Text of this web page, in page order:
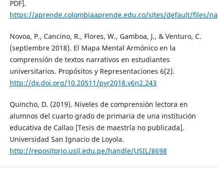
PDF].
https://aprende.colombiaaprende.edu.co/sites/default/files/
Novoa, P., Cancino, R., Flores, W., Gamboa, J., & Venturo, C.
(septiembre 2018). El Mapa Mental Armónico en la
comprensión de textos narrativos en estudiantes
universitarios. Propósitos y Representaciones 6(2).
http://dx.doi.org/10.20511/pyr2018.v6n2.243
Quincho, D. (2019). Niveles de comprensión lectora en
alumnos del cuarto grado de primaria de una institución
educativa de Callao [Tesis de maestría no publicada].
Universidad San Ignacio de Loyola.
http://repositorio.usil.edu.pe/handle/USIL/8698